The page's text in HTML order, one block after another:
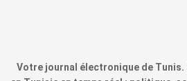
Votre journal électronique de Tunis.